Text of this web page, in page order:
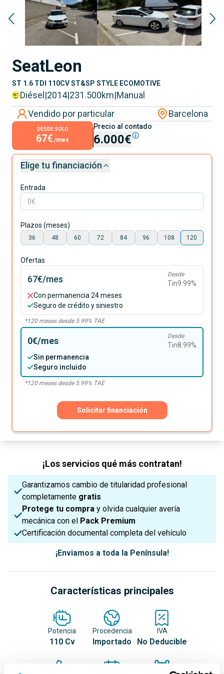
SeatLeon
ST 1.6 TDI 110CV ST&SP STYLE ECOMOTIVE
Diésel |2014|231.500km|Manual
Vendido por particular
Barcelona
DESDE SOLO
67€ /mes
Precio al contado
6.000€
Elige tu financiación
Entrada
Plazos (meses)
36 48 60 72 84 96 108 120
Ofertas
67€/mes Desde
Tin9.99%
Con permanencia 24 meses
Seguro de crédito y siniestro
*120meses desde 5.99% TAE
0€/mes Desde
Tin8.99%
Sin permanencia
Seguro incluido
*120meses desde 5.99% TAE
Solicitar financiación
¡Los servicios qué más contratan!
Garantizamos cambio de titularidad profesional
completamente gratis
Protege tu compra y olvida cualquier avería
mecánica con el Pack Premium
Certificación documental completa del vehículo
¡Enviamos a toda la Península!
Características principales
Potencia
110 Cv
Procedencia
Importado
IVA
No Deducible